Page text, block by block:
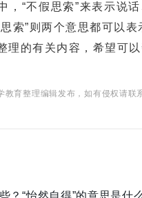
不假思索”来表示说话
索”则两个意思都可以表
的有关内容，希望可以
育整理编辑发布，如有侵权请联
？“怡然自得”的意思是什